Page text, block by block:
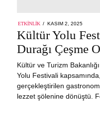
ETKINLIK
POSTED
ON
KASIM 2, 2025
Kültür Yolu
Durağı Çeşme
Kültür ve Turizm
Yolu Festivali
gerçekleştirilen
lezzet şölenine dönüştü.